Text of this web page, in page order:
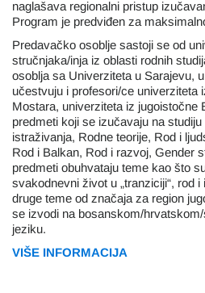
naglašava regionalni pristup
Program je predviđen za
Predavačko osoblje sastoji se od
stručnjaka/inja iz oblasti rodnih
osoblja sa Univerziteta u Sarajevu,
učestvuju i profesori/ce univerziteta
Mostara, univerziteta iz jugoistočne
predmeti koji se izučavaju na
istraživanja, Rodne teorije, Rod i
Rod i Balkan, Rod i razvoj, Gender
predmeti obuhvataju teme kao što
svakodnevni život u „tranziciji“, rod
druge teme od značaja za region
se izvodi na bosanskom/
jeziku.
VIŠE INFORMACIJA